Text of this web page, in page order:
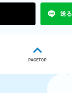
送る